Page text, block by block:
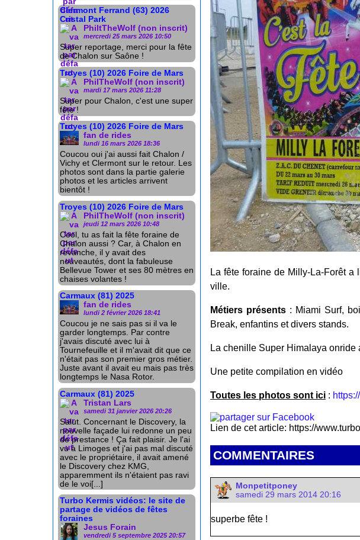
Clermont Ferrand (63) 2026
Cristal Park
PhiltTheWolf (non inscrit)
mercredi 25 mars 2026 10:50
Super reportage, merci pour la fête
de Chalon sur Saône !
Troyes (10) 2026 Foire de Mars
PhilTheWolf (non inscrit)
mardi 17 mars 2026 11:28
Super pour Chalon, c'est une super
fête !
Troyes (10) 2026 Foire de Mars
fan de rides
lundi 16 mars 2026 18:36
Coucou oui j'ai aussi fait Chalon /
Vichy et Clermont sur le retour. Les
photos sont dans la partie galerie
photos et les articles arrivent
bientôt !
Troyes (10) 2026 Foire de Mars
PhilTheWolf (non inscrit)
jeudi 12 mars 2026 10:48
Cool, tu as fait la fête foraine de
Chalon aussi ? Car, à Chalon en
revanche, il y avait des
nouveautés, dont la fabuleuse
Bellevue Tower et ses 80 mètres en
chaises volantes !
Carmaux (81) 2025
fan de rides
lundi 2 février 2026 18:41
Coucou je ne sais pas si il va le
garder longtemps. Par contre
j'avais discuté avec lui à
Tournefeuille et il m'avait dit que ce
n'était pas son premier gros métier.
Juste avant il avait eu mais pas très
longtemps le Nasa Rotor.
Carmaux (81) 2025
Tristan Lars
samedi 31 janvier 2026 20:26
Salut. Concernant le Discovery, la
nouvelle façade lui redonne un peu
de prestance ! Ça fait plaisir. Je l'ai
vu à Limoges et j'ai pas mal discuté
avec le propriétaire, il avait amené
le Discovery chez KMG,
apparemment ils n'étaient pas ravi
de le voi[...]
Turbo Kermis vidéos: le site de
partage de vidéos de fêtes
foraines
Jesus Forain
vendredi 5 septembre 2025 20:57
La fête foraine de Milly-La-Forêt
ville.
Métiers présents : Miami Surf,
Break, enfantins et divers stands.
La chenille Super Himalaya onride
Une petite compilation en vidéo
Toutes les photos sont ici :
Lien de cet article: https://
COMMENTAIRES
Monpetitponey
samedi 29 mars 2014 20:16
superbe fête !